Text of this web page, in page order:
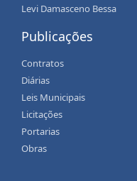
Levi Damasceno Bessa
Publicações
Contratos
Diárias
Leis Municipais
Licitações
Portarias
Obras